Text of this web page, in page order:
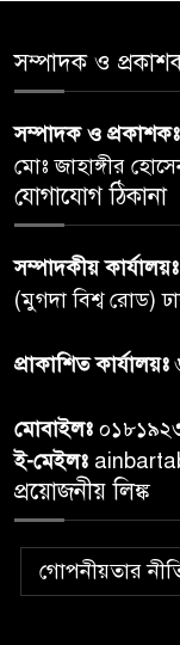
দিবস-২০২৬’।
৫
বিতরণ
৬
ডোনার্স ক্লাব”
৮
সম্পাদক ও
সম্পাদক ও প্রকাশকঃ
মোঃ জাহাঙ্গীর
যোগাযোগ ঠিকানা
সম্পাদকীয় কার্যালয়ঃ
(মুগদা বিশ্ব রোড)
প্রাকাশিত কার্যালয়ঃ
মোবাইলঃ
ই-মেইলঃ
প্রয়োজনীয় লিঙ্ক
গোপনীয়তার